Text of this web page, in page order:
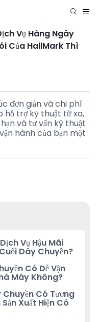
Vụ Hàng Ngày
Của HallMark Thì
đơn giản và chi phí
hỗ trợ kỹ thuật từ xa,
và tư vấn kỹ thuật
hành của bạn một
Vụ Hậu Mãi
Dây Chuyền?
Có Dễ Vận
Máy Không?
Có Tương
Xuất Hiện Có